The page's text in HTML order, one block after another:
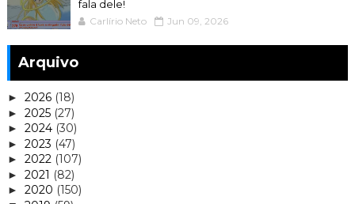
fala dele!
Carlírio Neto Jun 09, 2026
Arquivo
► 2026 (18)
► 2025 (27)
► 2024 (30)
► 2023 (47)
► 2022 (107)
► 2021 (82)
► 2020 (150)